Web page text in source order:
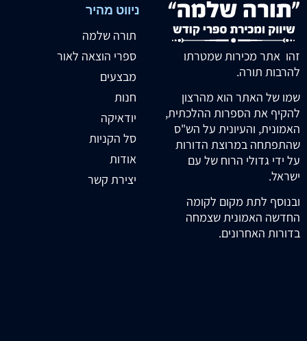
זהו אתר מכירות שמטרתו
להרבות תורה.
שמו של האתר הוא מהרצון
להקיף את הספרות ההלכתית,
האמונית, והעיונית על הש"ס
שהתפתחה במרוצת הדורות
על ידי גדולי הרוח של עם
ישראל.
ובנוסף לתת מקום לקומה
החדשה האמונית שצמחה
בדורות האחרונים.
ניווט מהיר
תורה שלמה
ספרי הוצאה לאור
מבצעים
חנות
יודאיקה
סל הקניות
אודות
יצירת קשר